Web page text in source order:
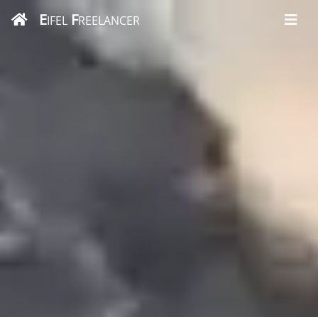
EIFELFREELANCER